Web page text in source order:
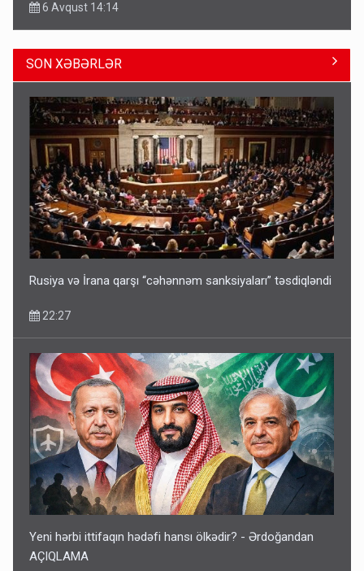
6 Avqust 14:14
Geri çağırılan səfir Abel Məhərrəmovun oğludur - DOSYE
14:07
Media və Yayım Şurasına əlavə hüquq və vəzifələr verilib
13:24
SON XƏBƏRLƏR
Rusiya və İrana qarşı “cəhənnəm sanksiyaları” təsdiqləndi
22:27
Yeni hərbi ittifaqın hədəfi hansı ölkədir? - Ərdoğandan
AÇIQLAMA